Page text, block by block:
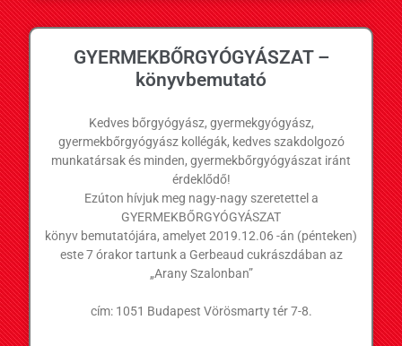
GYERMEKBŐRGYÓGYÁSZAT –
könyvbemutató
Kedves bőrgyógyász, gyermekgyógyász,
gyermekbőrgyógyász kollégák, kedves szakdolgozó
munkatársak és minden, gyermekbőrgyógyászat iránt
érdeklődő!
Ezúton hívjuk meg nagy-nagy szeretettel a
GYERMEKBŐRGYÓGYÁSZAT
könyv bemutatójára, amelyet 2019.12.06 -án (pénteken)
este 7 órakor tartunk a Gerbeaud cukrászdában az
„Arany Szalonban”
cím: 1051 Budapest Vörösmarty tér 7-8.